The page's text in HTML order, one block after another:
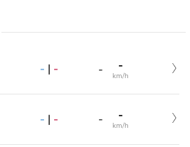
- | - - -
km/h
- | - - -
km/h